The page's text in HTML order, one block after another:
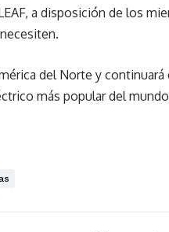
a disposición de los
del Norte y
más popular del